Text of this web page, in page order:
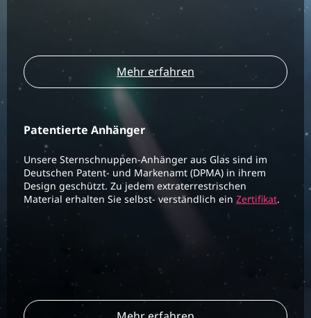
Mehr erfahren
Patentierte Anhänger
Unsere Sternschnuppen-Anhänger aus Glas sind im
Deutschen Patent- und Markenamt (DPMA) in ihrem
Design geschützt. Zu jedem extraterrestrischen
Material erhalten Sie selbst- verständlich ein Zertifikat.